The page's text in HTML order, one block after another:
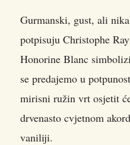
Gurmanski, gust, ali
potpisuju Christophe
Honorine Blanc
se predajemo u
mirisni ružin vrt osjetit
drvenasto cvjetnom
vaniliji.